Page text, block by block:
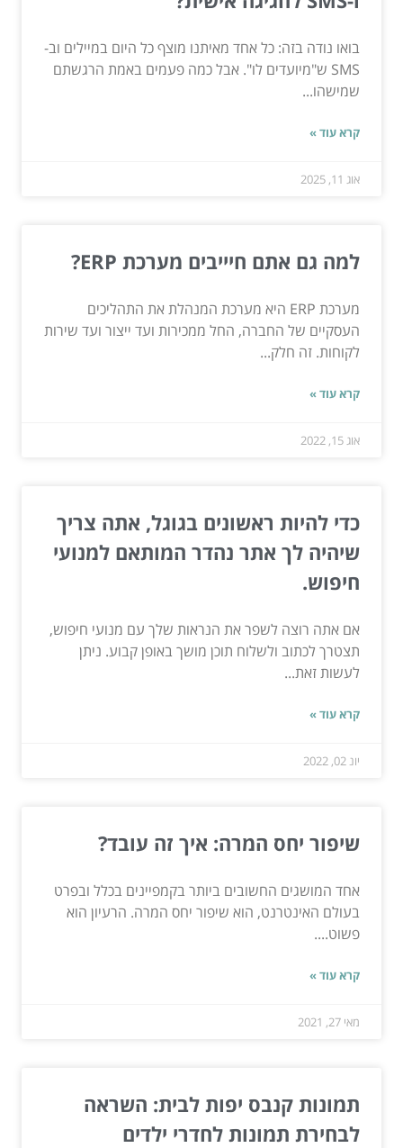
בואו נודה בזה: כל אחד מאיתנו מוצף כל היום במיילים וב-
SMS ש"מיועדים לו". אבל כמה פעמים באמת הרגשתם
שמישהו...
קרא עוד »
אוג 11, 2025
למה גם אתם חיייבים מערכת ERP?
מערכת ERP היא מערכת המנהלת את התהליכים
העסקיים של החברה, החל ממכירות ועד ייצור ועד שירות
לקוחות. זה חלק...
קרא עוד »
אוג 15, 2022
כדי להיות ראשונים בגוגל, אתה צריך
שיהיה לך אתר נהדר המותאם למנועי
חיפוש.
אם אתה רוצה לשפר את הנראות שלך עם מנועי חיפוש,
תצטרך לכתוב ולשלוח תוכן מושך באופן קבוע. ניתן
לעשות זאת...
קרא עוד »
יונ 02, 2022
שיפור יחס המרה: איך זה עובד?
אחד המושגים החשובים ביותר בקמפיינים בכלל ובפרט
בעולם האינטרנט, הוא שיפור יחס המרה. הרעיון הוא
פשוט....
קרא עוד »
מאי 27, 2021
תמונות קנבס יפות לבית: השראה
לבחירת תמונות לחדרי ילדים